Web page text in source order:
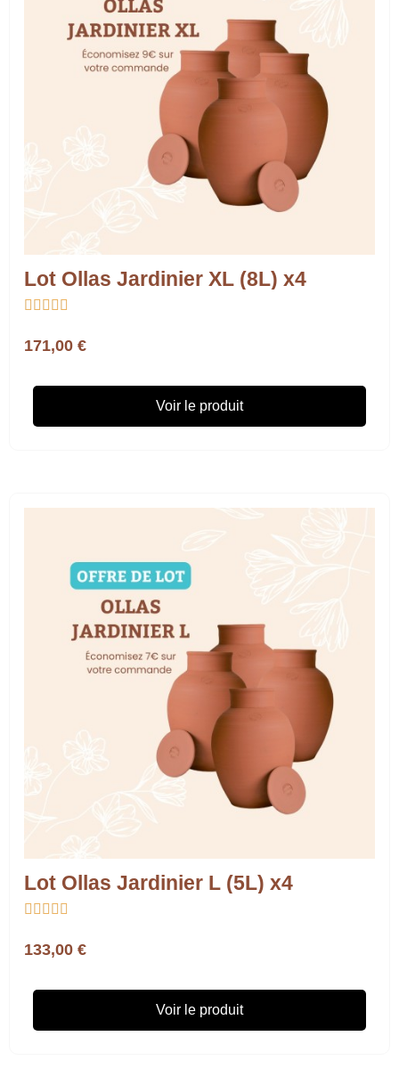
Lot Ollas Jardinier XL (8L) x4
    
171,00 €
Voir le produit
Lot Ollas Jardinier L (5L) x4
    
133,00 €
Voir le produit